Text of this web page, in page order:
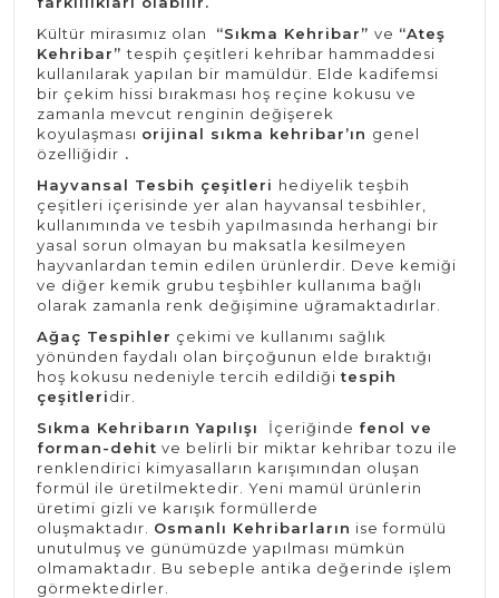
Kültür mirasımız olan “Sıkma Kehribar” ve “Ateş
Kehribar”tespih çeşitleri kehribar hammaddesi
kullanılarak yapılan bir mamüldür. Elde kadifemsi
bir çekim hissi bırakması hoş reçine kokusu ve
zamanla mevcut renginin değişerek
koyulaşması orijinal sıkma kehribar’ın genel
özelliğidir .
Hayvansal Tesbih çeşitleri hediyelik teşbih
çeşitleri içerisinde yer alan hayvansal tesbihler,
kullanımında ve tesbih yapılmasında herhangi bir
yasal sorun olmayan bu maksatla kesilmeyen
hayvanlardan temin edilen ürünlerdir. Deve kemiği
ve diğer kemik grubu teşbihler kullanıma bağlı
olarak zamanla renk değişimine uğramaktadırlar.
Ağaç Tespihler çekimi ve kullanımı sağlık
yönünden faydalı olan birçoğunun elde bıraktığı
hoş kokusu nedeniyle tercih edildiğitespih
çeşitleridir.
Sıkma Kehribarın Yapılışı
İçeriğinde fenol ve
forman-dehit ve belirli bir miktar kehribar tozu ile
renklendirici kimyasalların karışımından oluşan
formül ile üretilmektedir. Yeni mamül ürünlerin
üretimi gizli ve karışık formüllerde
oluşmaktadır. Osmanlı Kehribarların ise formülü
unutulmuş ve günümüzde yapılması mümkün
olmamaktadır. Bu sebeple antika değerinde işlem
görmektedirler.